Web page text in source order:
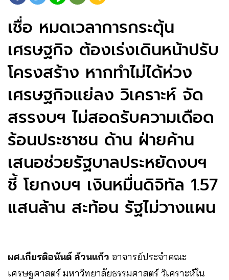
เชื่อ หมดเวลาการกระตุ้น
เศรษฐกิจ ต้องเร่งเดินหน้าปรับ
โครงสร้าง หากทำไม่ได้ห่วง
เศรษฐกิจแย่ลง วิเคราะห์ จัด
สรรงบฯ ไม่สอดรับความเดือด
ร้อนประชาชน ด้าน ฝ่ายค้าน
เสนอช่วยรัฐบาลประหยัดงบฯ
ชี้ โยกงบฯ เงินหมื่นดิจิทัล 1.57
แสนล้าน สะท้อน รัฐไม่วางแผน
ผศ.เกียรติอนันต์ ล้วนแก้ว อาจารย์ประจำคณะ
เศรษฐศาสตร์ มหาวิทยาลัยธรรมศาสตร์ วิเคราะห์ใน